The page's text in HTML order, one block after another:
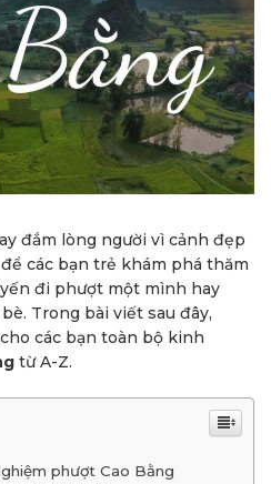
đắm lòng người vì cảnh đẹp
các bạn trẻ khám phá thăm
đi phượt một mình hay
Trong bài viết sau đây,
các bạn toàn bộ kinh
từ A-Z.
phượt Cao Bằng